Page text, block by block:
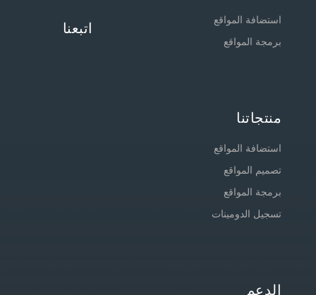
استضافة المواقع
برمجة المواقع
اتبعنا
منتجاتنا
استضافة المواقع
تصميم المواقع
برمجة المواقع
تسجيل الدومينات
الدعم